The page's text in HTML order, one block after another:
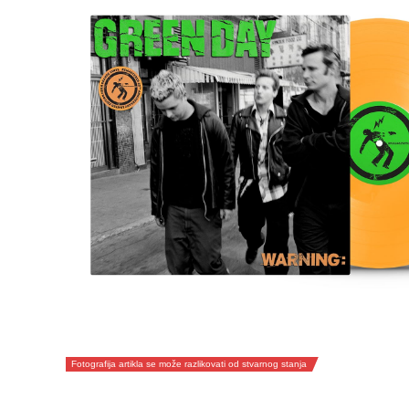
Fotografija artikla se može razlikovati od stvarnog stanja